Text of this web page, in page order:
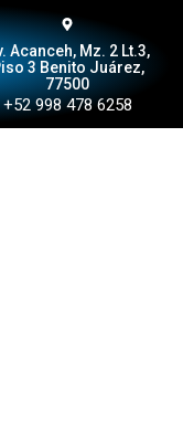
Acanceh, Mz. 2 Lt.3,
3 Benito Juárez,
77500
+52 998 478 6258